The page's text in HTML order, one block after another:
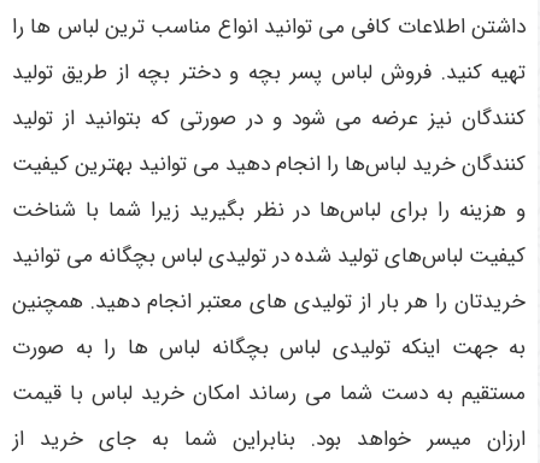
داشتن اطلاعات کافی می ‌توانید انواع مناسب ‌ترین لباس ‌ها را
تهیه کنید. فروش لباس پسر بچه و دختر بچه از طریق تولید
کنندگان نیز عرضه می‌ شود و در صورتی که بتوانید از تولید
کنندگان خرید لباس‌ها را انجام دهید می ‌توانید بهترین کیفیت
و هزینه را برای لباس‌ها در نظر بگیرید زیرا شما با شناخت
کیفیت لباس‌های تولید شده در تولیدی لباس بچگانه می ‌توانید
خریدتان را هر بار از تولیدی‌ های معتبر انجام دهید. همچنین
به جهت اینکه تولیدی لباس بچگانه لباس‌ ها را به صورت
مستقیم به دست شما می ‌رساند امکان خرید لباس با قیمت
ارزان میسر خواهد بود. بنابراین شما به جای خرید از